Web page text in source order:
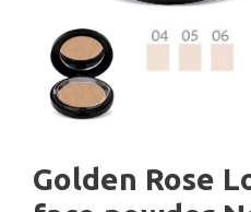
Golden Rose